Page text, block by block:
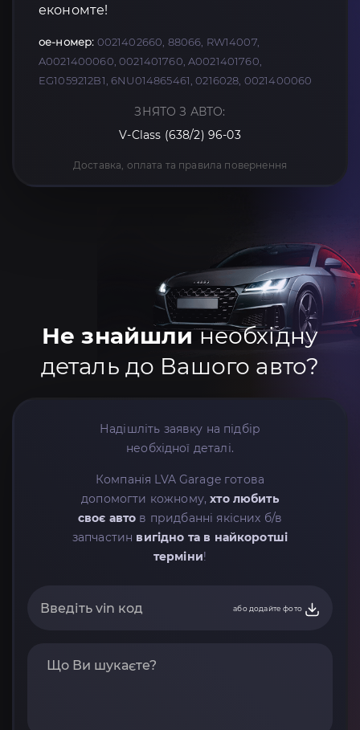
економте!
oe-номер: 0021402660, 88066, RW14007,
A0021400060, 0021401760, A0021401760,
EG1059212B1, 6NU014865461, 0216028, 0021400060
ЗНЯТО З АВТО:
V-Class (638/2) 96-03
Доставка, оплата та правила повернення
Не знайшлинеобхідну
деталь до Вашого авто?
Надішліть заявку на підбір
необхідної деталі.
Компанія LVA Garage готова
допомогти кожному,хто любить
своє авто в придбанні якісних б/в
запчастин вигідно та в найкоротші
терміни!
або додайте фото